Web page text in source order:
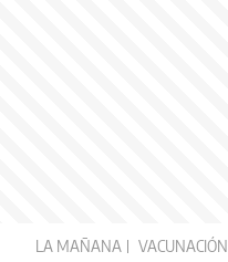
LA MAÑANA VACUNACIÓN